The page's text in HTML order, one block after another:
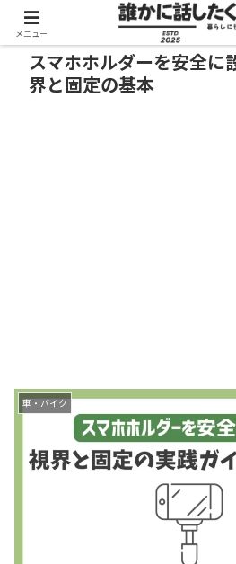
スマホホルダーを安全に
界と固定の基本
車・バイク
メニュー